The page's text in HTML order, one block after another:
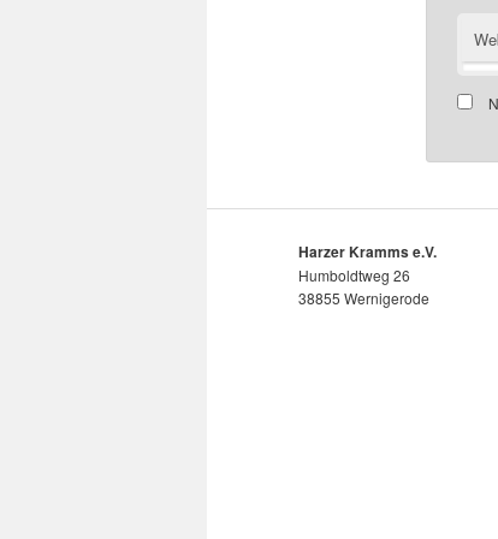
Harzer Kramms e.V.
Humboldtweg 26
38855 Wernigerode